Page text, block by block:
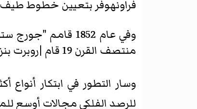
فراونهوفر بتعيين خطوط
وفي عام 1852
منتصف القرن 19 قام |روبرت بنزن" وجوستاف كيرشوف" بتعيين التركيب الكيميائي للشمس على اساس خطوط الطيف .
وسار التطور في ابتكار أنواع
للرصد الفلكي مجالات أوسع